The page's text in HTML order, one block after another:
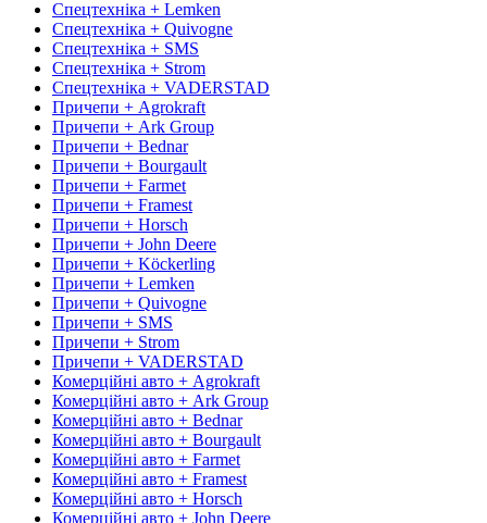
Спецтехніка + Lemken
Спецтехніка + Quivogne
Спецтехніка + SMS
Спецтехніка + Strom
Спецтехніка + VADERSTAD
Причепи + Agrokraft
Причепи + Ark Group
Причепи + Bednar
Причепи + Bourgault
Причепи + Farmet
Причепи + Framest
Причепи + Horsch
Причепи + John Deere
Причепи + Köckerling
Причепи + Lemken
Причепи + Quivogne
Причепи + SMS
Причепи + Strom
Причепи + VADERSTAD
Комерційні авто + Agrokraft
Комерційні авто + Ark Group
Комерційні авто + Bednar
Комерційні авто + Bourgault
Комерційні авто + Farmet
Комерційні авто + Framest
Комерційні авто + Horsch
Комерційні авто + John Deere